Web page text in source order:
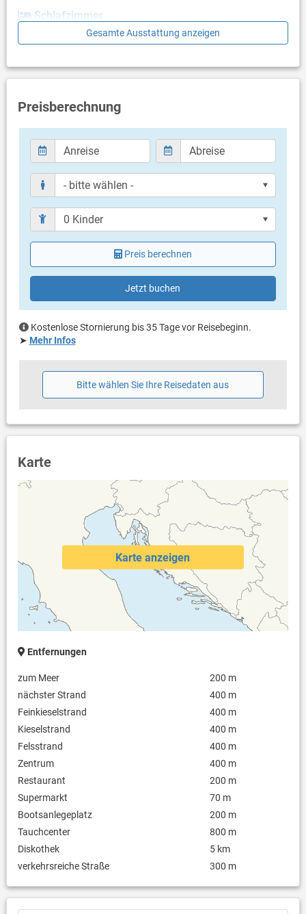
Schlafzimmer
Schlafzimmer mit Doppelbett
Bad mit WC, Dusche
Balkon & Terrasse
Terrassengröße: 15 m²
Weitere Informationen
Grill vorhanden
Privater Parkplatz auf dem Grundstück
Haustier erlaubt (gegen Gebühr: 8.00 € pro Tag / pro
Haustier)
Heizung
Klimaanlage im Preis inklusive
Bettwäsche vorhanden
Handtücher vorhanden
Waschmaschine in der Unterkunft
Internet per WLAN
Heizung ist im Preis inklusive.
Gesamte Ausstattung anzeigen
Preisberechnung
Preis berechnen
Jetzt buchen
Kostenlose Stornierung bis 35 Tage vor Reisebeginn.
➤ Mehr Infos
Bitte wählen Sie Ihre Reisedaten aus
Karte
Karte anzeigen
Entfernungen
zum Meer
200 m
nächster Strand
400 m
Feinkieselstrand
400 m
Kieselstrand
400 m
Felsstrand
400 m
Zentrum
400 m
Restaurant
200 m
Supermarkt
70 m
Bootsanlegeplatz
200 m
Tauchcenter
800 m
Diskothek
5 km
verkehrsreiche Straße
300 m